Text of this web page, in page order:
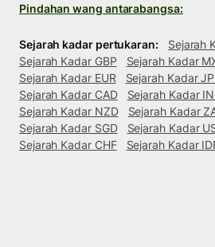
Pindahan wang antarabangsa:
Sejarah kadar pertukaran:
Sejarah
Sejarah Kadar GBP
Sejarah Kadar
Sejarah Kadar EUR
Sejarah Kadar
Sejarah Kadar CAD
Sejarah Kadar
Sejarah Kadar NZD
Sejarah Kadar
Sejarah Kadar SGD
Sejarah Kadar
Sejarah Kadar CHF
Sejarah Kadar